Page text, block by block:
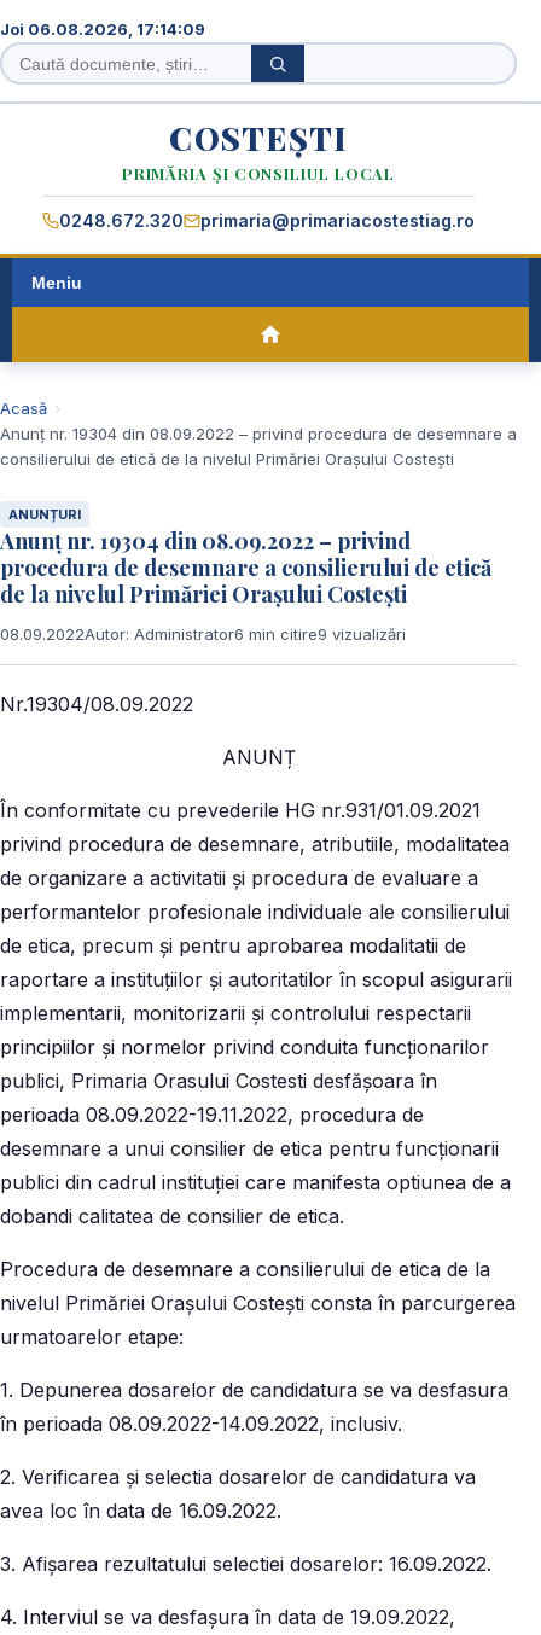
Joi 06.08.2026, 17:14:10
Caută
în
Caută
COSTEȘTI
PRIMĂRIA ȘI CONSILIUL LOCAL
0248.672.320 primaria@primariacostestiag.ro
Meniu
Acasă
Anunț nr. 19304 din 08.09.2022 – privind procedura de desemnare a
consilierului de etică de la nivelul Primăriei Orașului Costești
ANUNȚURI
Anunț nr. 19304 din 08.09.2022 – privind
procedura de desemnare a consilierului de etică
de la nivelul Primăriei Orașului Costești
08.09.2022Autor: Administrator6 min citire9 vizualizări
Nr.19304/08.09.2022
ANUNȚ
În conformitate cu prevederile HG nr.931/01.09.2021
privind procedura de desemnare, atributiile, modalitatea
de organizare a activitatii și procedura de evaluare a
performantelor profesionale individuale ale consilierului
de etica, precum și pentru aprobarea modalitatii de
raportare a instituțiilor și autoritatilor în scopul asigurarii
implementarii, monitorizarii și controlului respectarii
principiilor și normelor privind conduita funcționarilor
publici, Primaria Orasului Costesti desfășoara în
perioada 08.09.2022-19.11.2022, procedura de
desemnare a unui consilier de etica pentru funcționarii
publici din cadrul instituției care manifesta optiunea de a
dobandi calitatea de consilier de etica.
Procedura de desemnare a consilierului de etica de la
nivelul Primăriei Orașului Costești consta în parcurgerea
urmatoarelor etape:
1. Depunerea dosarelor de candidatura se va desfasura
în perioada 08.09.2022-14.09.2022, inclusiv.
2. Verificarea și selectia dosarelor de candidatura va
avea loc în data de 16.09.2022.
3. Afișarea rezultatului selectiei dosarelor: 16.09.2022.
4. Interviul se va desfașura în data de 19.09.2022,